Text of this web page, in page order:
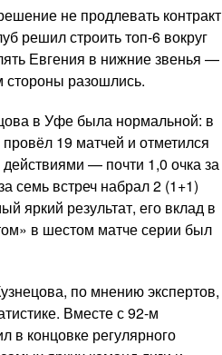
не продлевать контракт
решил строить топ-6 вокруг
Евгения в нижние звенья —
стороны разошлись.
в Уфе была нормальной: в
19 матчей и отметился
— почти 1,0 очка за
семь встреч набрал 2 (1+1)
яркий результат, его вклад в
в шестом матче серии был
по мнению экспертов,
Вместе с 92-м
в концовке регулярного